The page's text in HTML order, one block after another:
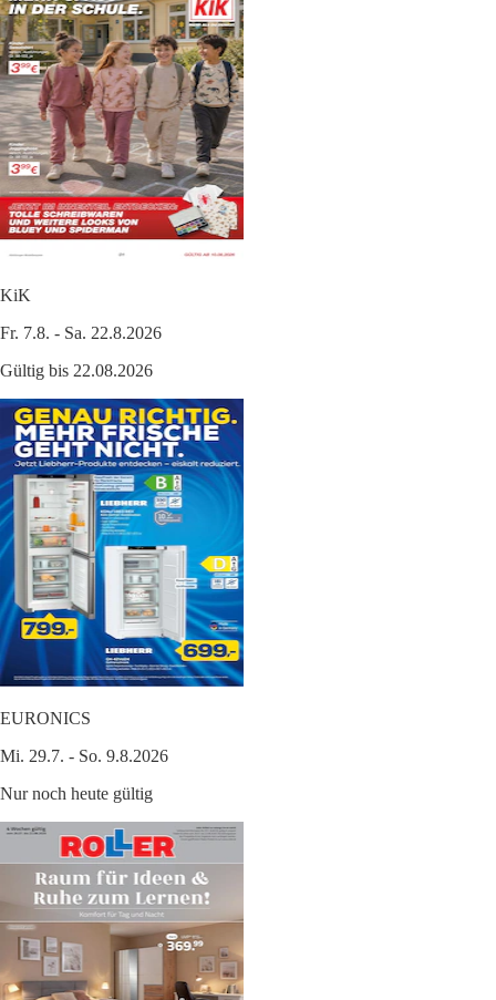
KiK
Fr. 7.8. - Sa. 22.8.2026
Gültig bis 22.08.2026
EURONICS
Mi. 29.7. - So. 9.8.2026
Nur noch heute gültig